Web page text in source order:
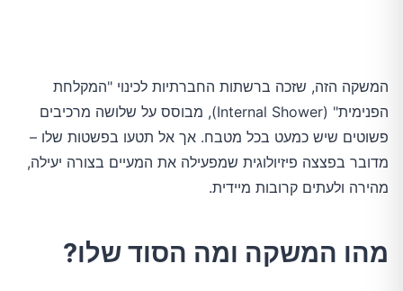
המשקה הזה, שזכה ברשתות החברתיות לכינוי "המקלחת
הפנימית" (Internal Shower), מבוסס על שלושה מרכיבים
פשוטים שיש כמעט בכל מטבח. אך אל תטעו בפשטות שלו –
מדובר בפצצה פיזיולוגית שמפעילה את המעיים בצורה יעילה,
מהירה ולעתים קרובות מיידית.
מהו המשקה ומה הסוד שלו?